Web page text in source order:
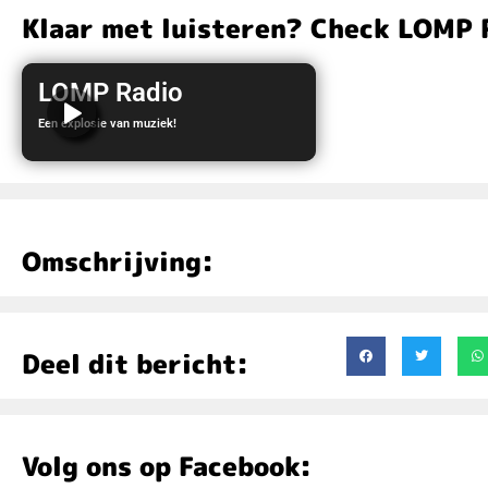
Klaar met luisteren? Check LOMP
LOMP Radio
Een explosie van muziek!
Omschrijving:
Deel dit bericht:
Volg ons op Facebook: